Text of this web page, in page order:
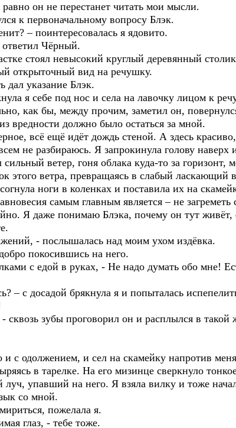
он не перестанет читать мои мысли.
к первоначальному вопросу Блэк.
– поинтересовалась я ядовито.
Чёрный.
стоял невысокий круглый деревянный
открыточный вид на речушку.
дал указание Блэк.
я себе под нос и села на лавочку лицом к
как бы, между прочим, заметил он,
вредности должно было остаться за мной.
всё ещё идёт дождь стеной. А здесь
не разбираюсь. Я запрокинула голову
ветер, гоня облака куда-то за горизонт,
этого ветра, превращаясь в слабый ласкающий
ноги в коленках и поставила их на
самым главным является – не загреметь
Я даже понимаю Блэка, почему он тут
- послышалась над моим ухом издёвка.
покосившись на него.
с едой в руках, - Не надо думать обо мне!
– с досадой брякнула я и попыталась
сквозь зубы проговорил он и расплылся в
и с одолжением, и сел на скамейку напротив
в тарелке. На его мизинце сверкнуло
упавший на него. Я взяла вилку и тоже
со мной.
пожелала я.
глаз, - тебе тоже.